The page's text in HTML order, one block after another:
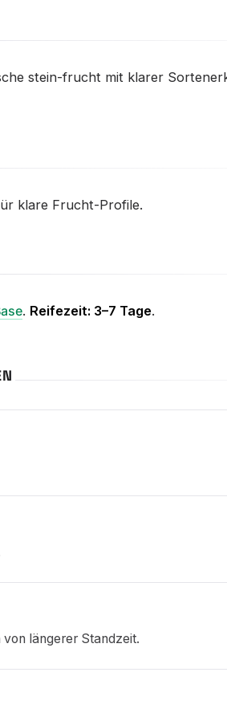
stein-frucht mit klarer
klare Frucht-Profile.
. Reifezeit: 3–7 Tage.
längerer Standzeit.